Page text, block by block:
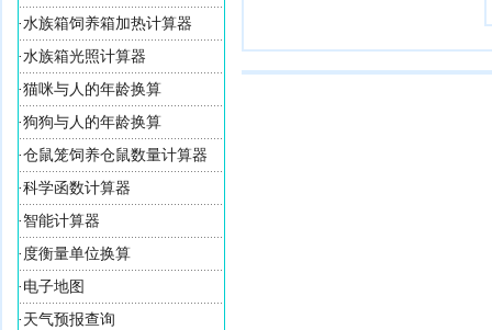
·水族箱饲养箱加热计算器
·水族箱光照计算器
·猫咪与人的年龄换算
·狗狗与人的年龄换算
·仓鼠笼饲养仓鼠数量计算器
·科学函数计算器
· 智能计算器
· 度衡量单位换算
· 电子地图
· 天气预报查询